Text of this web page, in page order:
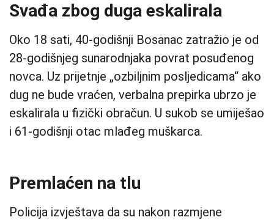
Svađa zbog duga eskalirala
Oko 18 sati, 40-godišnji Bosanac zatražio je od
28-godišnjeg sunarodnjaka povrat posuđenog
novca. Uz prijetnje „ozbiljnim posljedicama“ ako
dug ne bude vraćen, verbalna prepirka ubrzo je
eskalirala u fizički obračun. U sukob se umiješao
i 61-godišnji otac mlađeg muškarca.
Premlaćen na tlu
Policija izvještava da su nakon razmjene